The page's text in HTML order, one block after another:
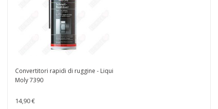
Convertitori rapidi di ruggine - Liqui
Moly 7390
14,90 €